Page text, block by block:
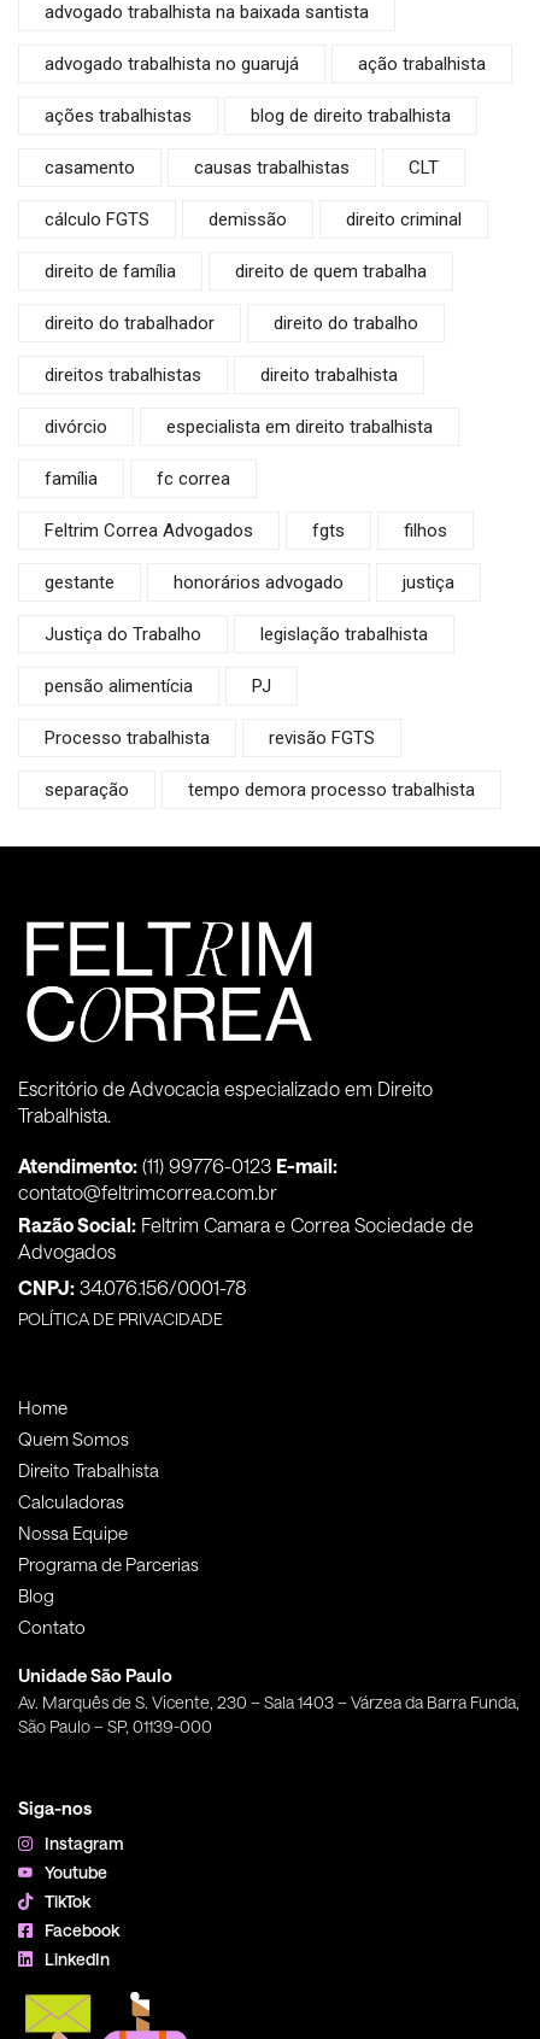
advogado trabalhista na baixada santista
advogado trabalhista no guarujá ação trabalhista
ações trabalhistas blog de direito trabalhista
casamento causas trabalhistas CLT
cálculo FGTS demissão direito criminal
direito de família direito de quem trabalha
direito do trabalhador direito do trabalho
direitos trabalhistas direito trabalhista
divórcio especialista em direito trabalhista
família fc correa
Feltrim Correa Advogados fgts filhos
gestante honorários advogado justiça
Justiça do Trabalho legislação trabalhista
pensão alimentícia PJ
Processo trabalhista revisão FGTS
separação tempo demora processo trabalhista
Escritório de Advocacia especializado em Direito
Trabalhista.
Atendimento: (11) 99776-0123 E-mail:
contato@feltrimcorrea.com.br
Razão Social: Feltrim Camara e Correa Sociedade de
Advogados
CNPJ: 34.076.156/0001-78
POLÍTICA DE PRIVACIDADE
Home
Quem Somos
Direito Trabalhista
Calculadoras
Nossa Equipe
Programa de Parcerias
Blog
Contato
Unidade São Paulo
Av. Marquês de S. Vicente, 230 – Sala 1403 – Várzea da Barra Funda,
São Paulo – SP, 01139-000
Siga-nos
Instagram
Youtube
TikTok
Facebook
LinkedIn